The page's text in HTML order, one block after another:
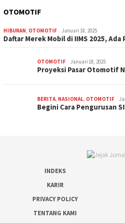
OTOMOTIF
HIBURAN, OTOMOTIF Januari 18, 2025
Daftar Merek Mobil di IIMS 2025,
OTOMOTIF Januari 18, 2025
Proyeksi Pasar Otomotif
BERITA, NASIONAL, OTOMOTIF
Begini Cara Pengurusan
INDEKS
KARIR
PRIVACY POLICY
TENTANG KAMI